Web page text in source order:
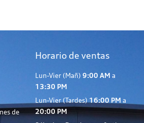
de
Horario de ventas
Lun-Vier (Mañ) 9:00 AM a
13:30 PM
Lun-Vier (Tardes) 16:00 PM a
20:00 PM